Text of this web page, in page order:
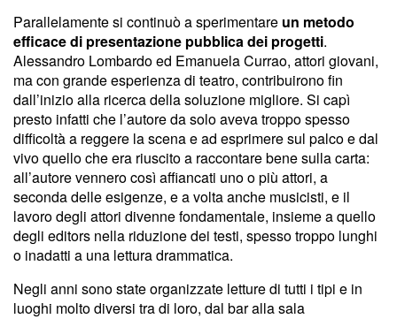
Parallelamente si continuò a sperimentare un metodo
efficace di presentazione pubblica dei progetti.
Alessandro Lombardo ed Emanuela Currao, attori giovani,
ma con grande esperienza di teatro, contribuirono fin
dall’inizio alla ricerca della soluzione migliore. Si capì
presto infatti che l’autore da solo aveva troppo spesso
difficoltà a reggere la scena e ad esprimere sul palco e dal
vivo quello che era riuscito a raccontare bene sulla carta:
all’autore vennero così affiancati uno o più attori, a
seconda delle esigenze, e a volta anche musicisti, e il
lavoro degli attori divenne fondamentale, insieme a quello
degli editors nella riduzione dei testi, spesso troppo lunghi
o inadatti a una lettura drammatica.
Negli anni sono state organizzate letture di tutti i tipi e in
luoghi molto diversi tra di loro, dal bar alla sala